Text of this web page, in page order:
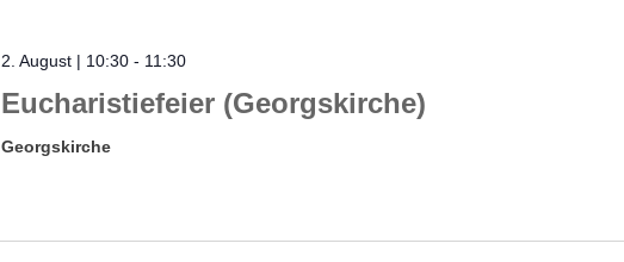
2. August | 10:30 - 11:30
Eucharistiefeier (Georgskirche)
Georgskirche